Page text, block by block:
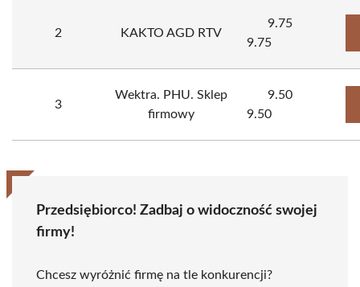
2 KAKTO AGD RTV
9.75
9.75
3
Wektra. PHU. Sklep
firmowy
9.50
9.50
Przedsiębiorco! Zadbaj o widoczność swojej
firmy!
Chcesz wyróżnić firmę na tle konkurencji?